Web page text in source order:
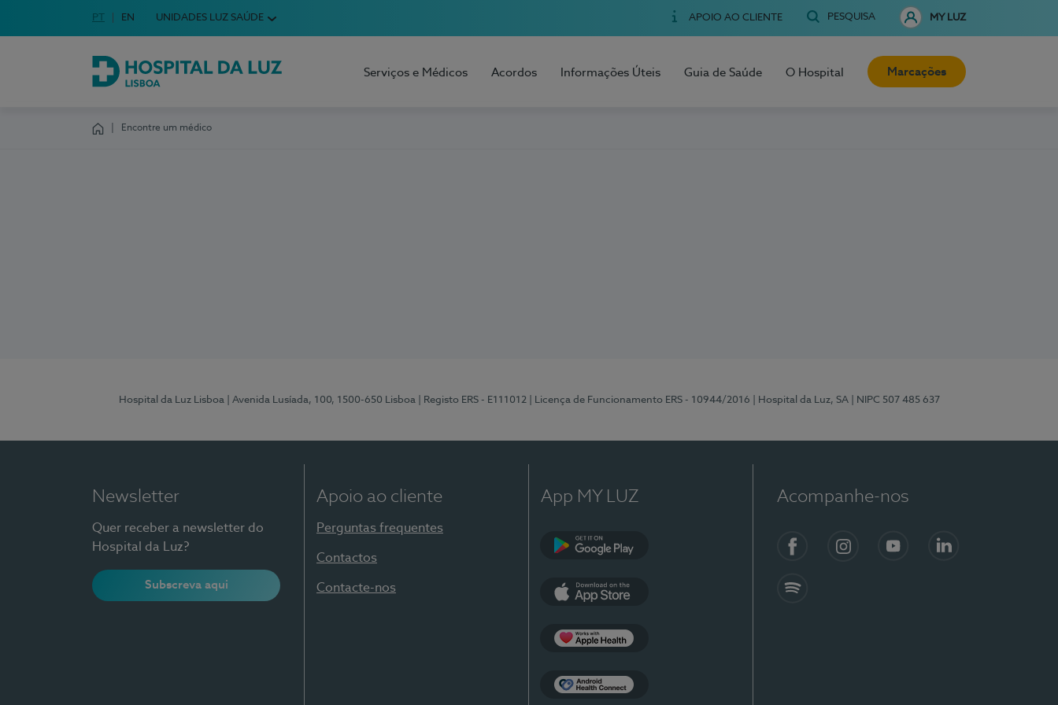
Escolha o seu idioma
Idioma em Português
PT English Language
EN UNIDADES LUZ SAÚDE APOIO AO CLIENTE PESQUISA MY LUZ
Hospital da Luz Lisboa
Serviços e Médicos Acordos Informações Úteis Guia de Saúde O Hospital Marcações
Encontre um médico
Hospital da Luz Lisboa | Avenida Lusíada, 100, 1500-650 Lisboa | Registo ERS - E111012 | Licença de Funcionamento ERS - 10944/2016 | Hospital da Luz, SA | NIPC 507 485 637
Newsletter
Quer receber a newsletter do
Hospital da Luz?
Subscreva aqui
Apoio ao cliente
Perguntas frequentes
Contactos
Contacte-nos
App MY LUZ Acompanhe-nos